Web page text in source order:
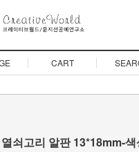
CART
쇠고리 알판 13*18mm-